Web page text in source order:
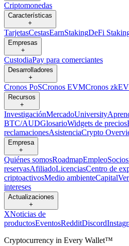
Criptomonedas
Características
+
TarjetasCestasEarnStakingDeFi
Empresas
+
CustodiaPay para comerciantes
Desarrolladores
+
Cronos PoSCronos EVMCronos
Recursos
+
InvestigaciónMercadoUniversity
BTC/AUDGlosarioWidgets de precios
reclamacionesAsistenciaCrypto
Empresa
+
Quiénes somosRoadmapEmpleoSocios
reservasAfiliadoLicenciasCentro de
criptoactivosMedio ambienteCapital
intereses
Actualizaciones
+
XNoticias de
productosEventosRedditDiscord
Cryptocurrency in Every Wallet™